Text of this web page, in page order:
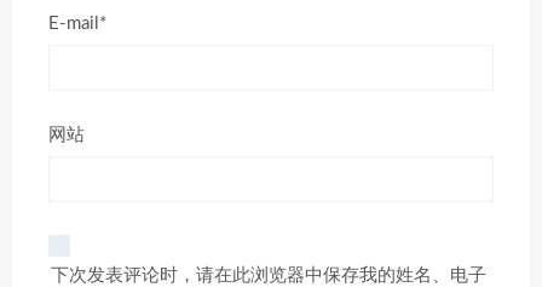
E-mail*
网站
下次发表评论时，请在此浏览器中保存我的姓名、电子